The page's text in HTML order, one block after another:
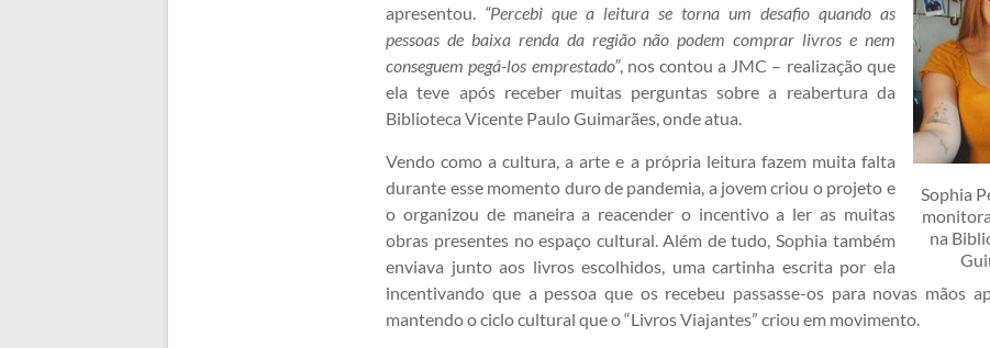
Sophia
na
apresentou. “Percebi que a leitura se torna um desafio quando as
pessoas de baixa renda da região não podem comprar livros e nem
conseguem pegá-los emprestado”, nos contou a JMC – realização que
ela teve após receber muitas perguntas sobre a reabertura da
Biblioteca Vicente Paulo Guimarães, onde atua.
Vendo como a cultura, a arte e a própria leitura fazem muita falta
durante esse momento duro de pandemia, a jovem criou o projeto e
o organizou de maneira a reacender o incentivo a ler as muitas
obras presentes no espaço cultural. Além de tudo, Sophia também
enviava junto aos livros escolhidos, uma cartinha escrita por ela
incentivando que a pessoa que os recebeu passasse-os para novas mãos
mantendo o ciclo cultural que o “Livros Viajantes” criou em movimento.